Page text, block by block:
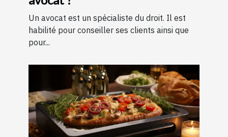
Un avocat est un spécialiste du droit. Il est
habilité pour conseiller ses clients ainsi que
pour...